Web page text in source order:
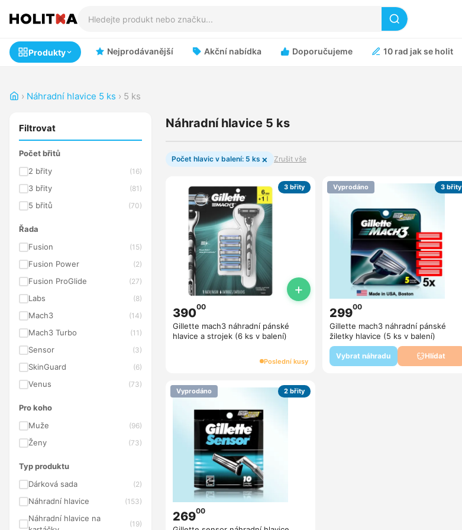
Produkty Nejprodávanější Akční nabídka Doporučujeme 10 rad jak se holit
› Náhradní hlavice 5 ks › 5 ks
Filtrovat
Počet břitů
2 břity
(16)
3 břity (81)
5 břitů (70)
Řada
Fusion
(15)
Fusion Power (2)
Fusion ProGlide (27)
Labs (8)
Mach3 (14)
Mach3 Turbo (11)
Sensor (3)
SkinGuard (6)
Venus (73)
Pro koho
Muže
(96)
Ženy (73)
Typ produktu
Dárková sada
(2)
Náhradní hlavice (153)
Náhradní hlavice na
(19)
Náhradní hlavice 5 ks
Počet hlavic v balení: 5 ks × Zrušit vše
3 břity
+
39000
Gillette mach3 náhradní pánské
hlavice a strojek (6 ks v balení)
Poslední kusy
Vyprodáno 3 břity
29900
Gillette mach3 náhradní pánské
žiletky hlavice (5 ks v balení)
Vybrat náhradu Hlídat
Vyprodáno 2 břity
26900